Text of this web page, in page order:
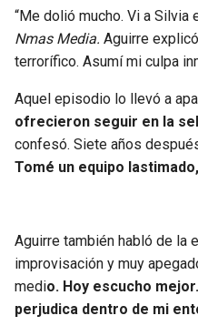
“Me dolió mucho. Vi a
Nmas Media. Aguirre
terrorífico. Asumí mi culpa
Aquel episodio lo llevó a
ofrecieron seguir en la
confesó. Siete años
Tomé un equipo
Aguirre también habló de la
improvisación y muy
medio. Hoy escucho
perjudica dentro de mi